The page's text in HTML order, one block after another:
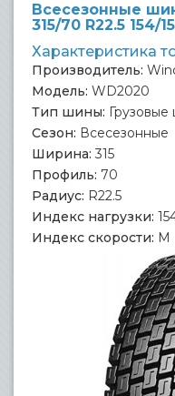
Всесезонные
315/70 R22.5 154/
Характеристика
Производитель:
Модель: WD2020
Тип шины:
Сезон: Всесезонные
Ширина: 315
Профиль: 70
Радиус: R22.5
Индекс нагрузки:
Индекс скорости: M